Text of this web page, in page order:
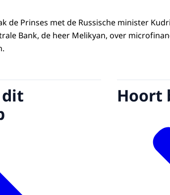
de Prinses met de Russische minister
Bank, de heer Melikyan, over
dit
Hoort